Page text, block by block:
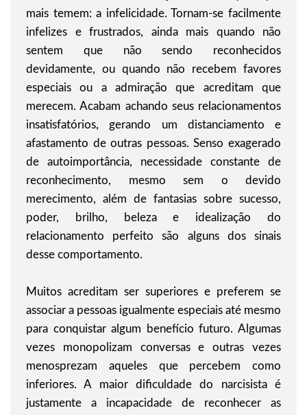
mais temem: a infelicidade. Tornam-se facilmente
infelizes e frustrados, ainda mais quando não
sentem que não sendo reconhecidos
devidamente, ou quando não recebem favores
especiais ou a admiração que acreditam que
merecem. Acabam achando seus relacionamentos
insatisfatórios, gerando um distanciamento e
afastamento de outras pessoas. Senso exagerado
de autoimportância, necessidade constante de
reconhecimento, mesmo sem o devido
merecimento, além de fantasias sobre sucesso,
poder, brilho, beleza e idealização do
relacionamento perfeito são alguns dos sinais
desse comportamento.
Muitos acreditam ser superiores e preferem se
associar a pessoas igualmente especiais até mesmo
para conquistar algum benefício futuro. Algumas
vezes monopolizam conversas e outras vezes
menosprezam aqueles que percebem como
inferiores. A maior dificuldade do narcisista é
justamente a incapacidade de reconhecer as